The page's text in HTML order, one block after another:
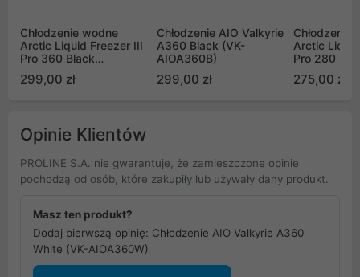
Chłodzenie wodne
Arctic Liquid Freezer III
Pro 360 Black
(ACFRE00180A)
299,00 zł
Chłodzenie AIO Valkyrie
A360 Black (VK-
AIOA360B)
299,00 zł
Chłodzenie
Arctic
Pro 280
275,00 zł
Opinie Klientów
PROLINE S.A. nie gwarantuje, że zamieszczone opinie
pochodzą od osób, które zakupiły lub używały dany produkt.
Masz ten produkt?
Dodaj pierwszą opinię: Chłodzenie AIO Valkyrie A360
White (VK-AIOA360W)